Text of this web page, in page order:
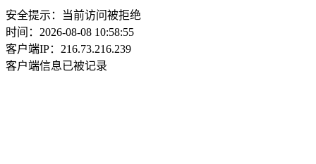
安全提示：当前访问被拒绝
时间：2026-08-08 10:58:55
客户端IP：216.73.216.239
客户端信息已被记录